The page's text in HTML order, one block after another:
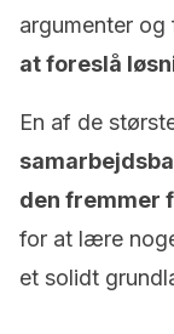
argumenter og
at foreslå
En af de
den fremmer
for at lære
et solidt